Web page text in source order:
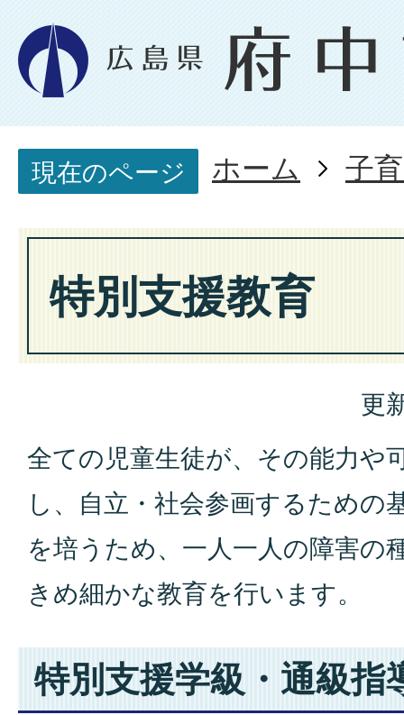
現在のページ ホーム 子
特別支援教育
更
全ての児童生徒が、その能力や
し、自立・社会参画するための
を培うため、一人一人の障害の
きめ細かな教育を行います。
特別支援学級・通級指